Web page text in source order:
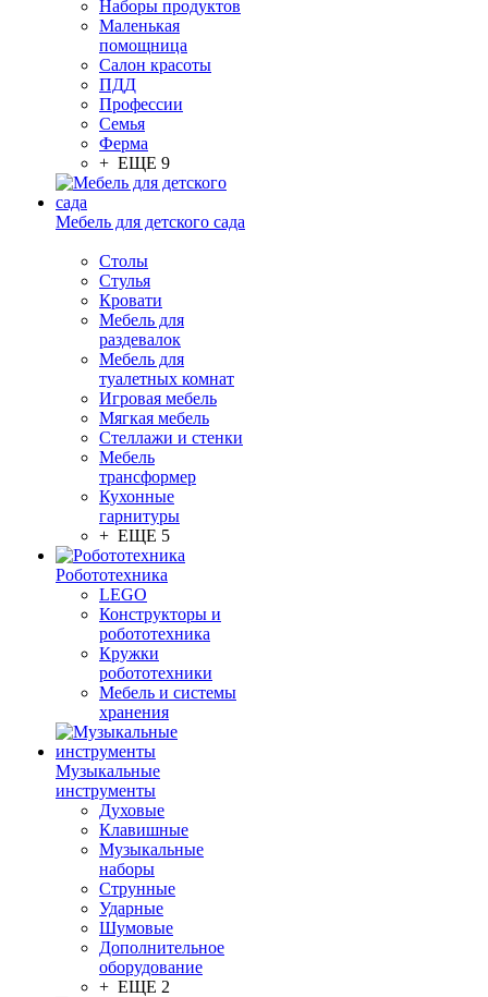
Наборы продуктов
Маленькая
помощница
Салон красоты
ПДД
Профессии
Семья
Ферма
+ ЕЩЕ 9
Мебель для детского сада
Столы
Cтулья
Кровати
Мебель для
раздевалок
Мебель для
туалетных комнат
Игровая мебель
Мягкая мебель
Стеллажи и стенки
Мебель
трансформер
Кухонные
гарнитуры
+ ЕЩЕ 5
Робототехника
LEGO
Конструкторы и
робототехника
Кружки
робототехники
Мебель и системы
хранения
Музыкальные
инструменты
Духовые
Клавишные
Музыкальные
наборы
Струнные
Ударные
Шумовые
Дополнительное
оборудование
+ ЕЩЕ 2